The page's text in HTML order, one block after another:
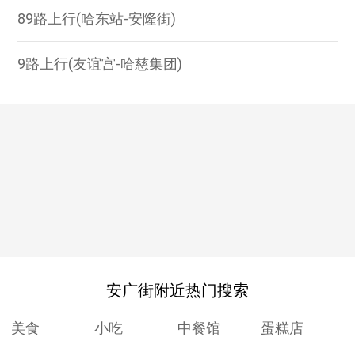
89路上行(哈东站-安隆街)
9路上行(友谊宫-哈慈集团)
安广街附近热门搜索
美食 小吃 中餐馆
蛋糕店